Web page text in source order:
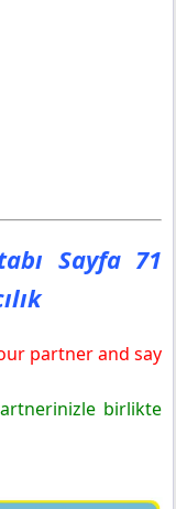
Sayfa 71
partner and say
birlikte